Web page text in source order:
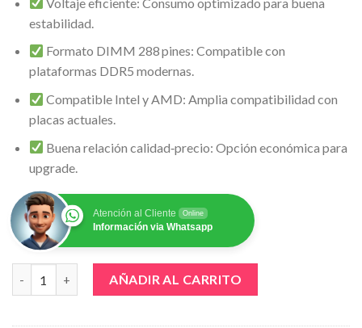
estabilidad.
Formato DIMM 288 pines: Compatible con
plataformas DDR5 modernas.
Compatible Intel y AMD: Amplia compatibilidad con
placas actuales.
Buena relación calidad‑precio: Opción económica para
upgrade.
Atención al Cliente Online
Información via Whatsapp
RAM HIKSEMI FUTURE HSC516U56C2 16G cantidad
AÑADIR AL CARRITO